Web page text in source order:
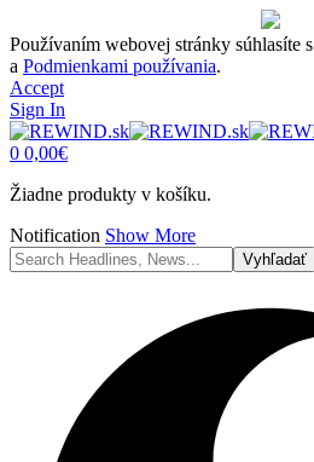
Používaním webovej stránky súhlasíte s
a Podmienkami používania.
Accept
Sign In
0 0,00€
Žiadne produkty v košíku.
Notification Show More